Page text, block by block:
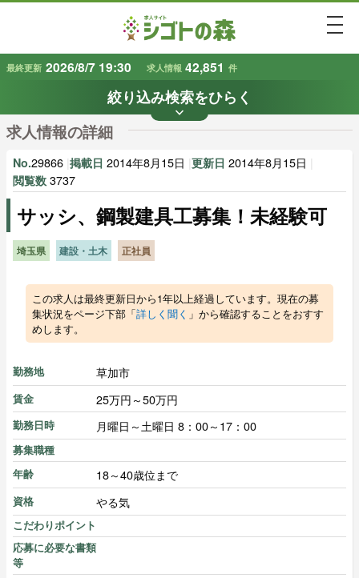
最終更新 2026/8/7 19:30 求人情報 42,851 件
絞り込み検索をひらく
keyboard_arrow_down
条件から探す
地域で探す 業種で探す
雇用形態で探す 賃金で探す
求人情報の詳細
No.29866 掲載日 2014年8月15日 更新日 2014年8月15日
閲覧数 3737
サッシ、鋼製建具工募集！未経験可
埼玉県 建設・土木 正社員
この求人は最終更新日から1年以上経過しています。現在の募
集状況をページ下部「詳しく聞く 」から確認することをおすす
めします。
勤務地 草加市
賃金 25万円～50万円
勤務日時 月曜日～土曜日 8：00～17：00
募集職種
年齢
18～40歳位まで
資格 やる気
こだわりポイント
応募に必要な書類
等